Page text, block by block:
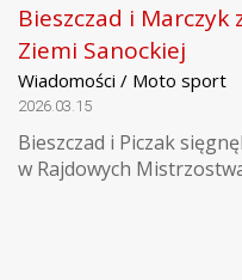
Bieszczad i Marczyk
Ziemi Sanockiej
Wiadomości / Moto sport
2026.03.15
Bieszczad i Piczak
w Rajdowych